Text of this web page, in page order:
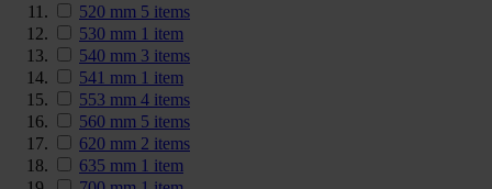
520 mm 5 items
530 mm 1 item
540 mm 3 items
541 mm 1 item
553 mm 4 items
560 mm 5 items
620 mm 2 items
635 mm 1 item